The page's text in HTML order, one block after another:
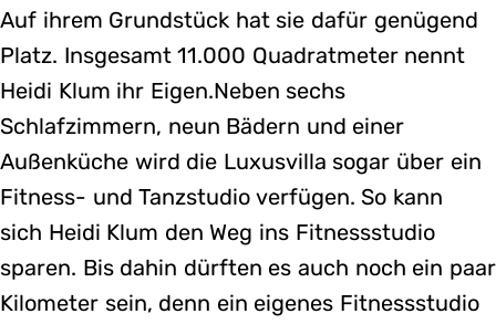
Auf ihrem Grundstück hat sie dafür genügend
Platz. Insgesamt 11.000 Quadratmeter nennt
Heidi Klum ihr Eigen.Neben sechs
Schlafzimmern, neun Bädern und einer
Außenküche wird die Luxusvilla sogar über ein
Fitness- und Tanzstudio verfügen. So kann
sich Heidi Klum den Weg ins Fitnessstudio
sparen. Bis dahin dürften es auch noch ein paar
Kilometer sein, denn ein eigenes Fitnessstudio